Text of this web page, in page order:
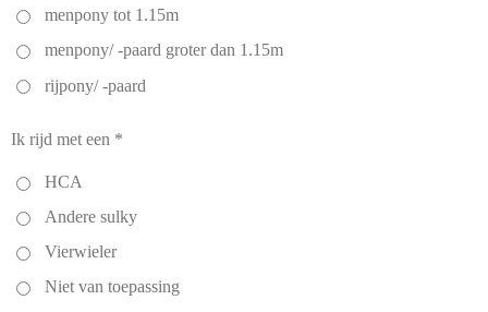
menpony tot 1.15m
menpony/ -paard groter dan 1.15m
rijpony/ -paard
Ik rijd met een *
HCA
Andere sulky
Vierwieler
Niet van toepassing